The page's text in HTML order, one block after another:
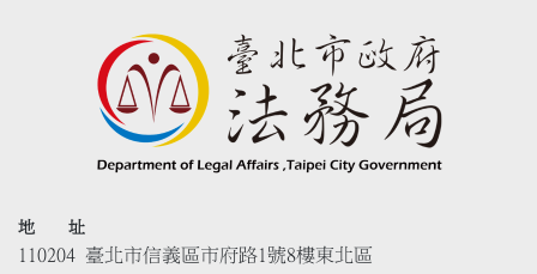
地 址
110204 臺北市信義區市府路1號8樓東北區